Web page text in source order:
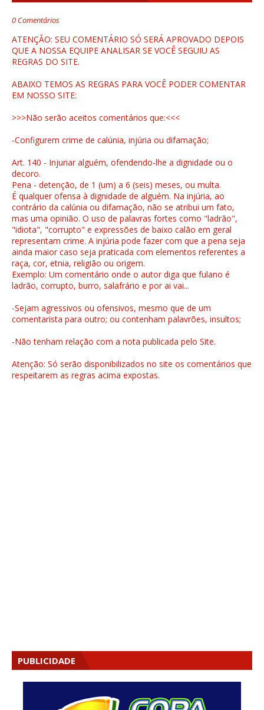
0 Comentários
ATENÇÃO: SEU COMENTÁRIO SÓ SERÁ APROVADO DEPOIS
QUE A NOSSA EQUIPE ANALISAR SE VOCÊ SEGUIU AS
REGRAS DO SITE.
ABAIXO TEMOS AS REGRAS PARA VOCÊ PODER COMENTAR
EM NOSSO SITE:
>>>Não serão aceitos comentários que:<<<
-Configurem crime de calúnia, injúria ou difamação;
Art. 140 - Injuriar alguém, ofendendo-lhe a dignidade ou o
decoro.
Pena - detenção, de 1 (um) a 6 (seis) meses, ou multa.
É qualquer ofensa à dignidade de alguém. Na injúria, ao
contrário da calúnia ou difamação, não se atribui um fato,
mas uma opinião. O uso de palavras fortes como "ladrão",
"idiota", "corrupto" e expressões de baixo calão em geral
representam crime. A injúria pode fazer com que a pena seja
ainda maior caso seja praticada com elementos referentes a
raça, cor, etnia, religião ou origem.
Exemplo: Um comentário onde o autor diga que fulano é
ladrão, corrupto, burro, salafrário e por ai vai...
-Sejam agressivos ou ofensivos, mesmo que de um
comentarista para outro; ou contenham palavrões, insultos;
-Não tenham relação com a nota publicada pelo Site.
Atenção: Só serão disponibilizados no site os comentários que
respeitarem as regras acima expostas.
PUBLICIDADE